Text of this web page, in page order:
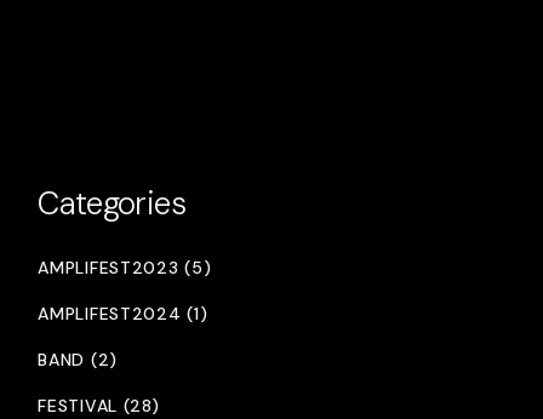
Categories
AMPLIFEST2023 (5)
AMPLIFEST2024 (1)
BAND (2)
FESTIVAL (28)